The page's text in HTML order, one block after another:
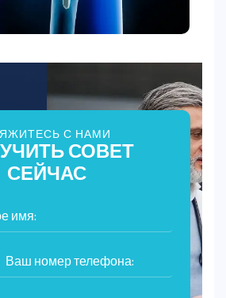
С НАМИ
СОВЕТ
СЕЙЧАС